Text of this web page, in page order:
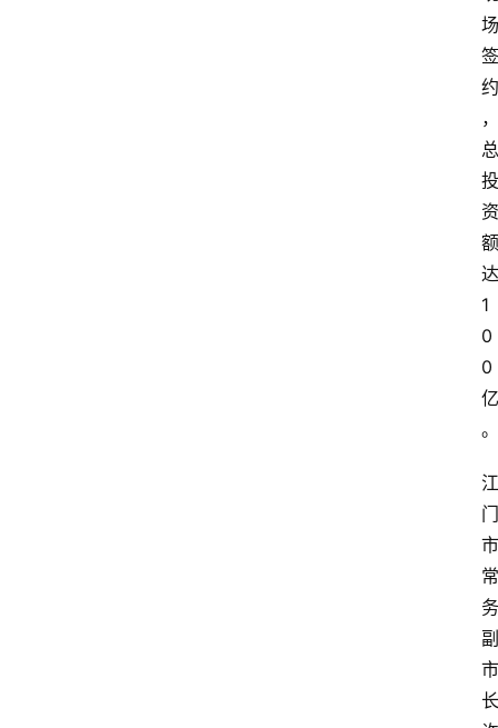
场
签
约
，
总
投
资
额
达
1
0
0
亿
。
江
门
市
常
务
副
市
长